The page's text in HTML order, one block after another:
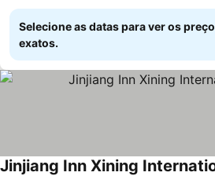
Selecione as datas para ver os
exatos.
Jinjiang Inn Xining